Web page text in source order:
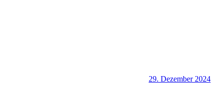
29. Dezember 2024